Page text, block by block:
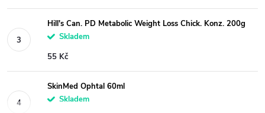
Hill's Can. PD Metabolic Weight Loss Chick. Konz. 200g
Skladem
55 Kč
SkinMed Ophtal 60ml
Skladem